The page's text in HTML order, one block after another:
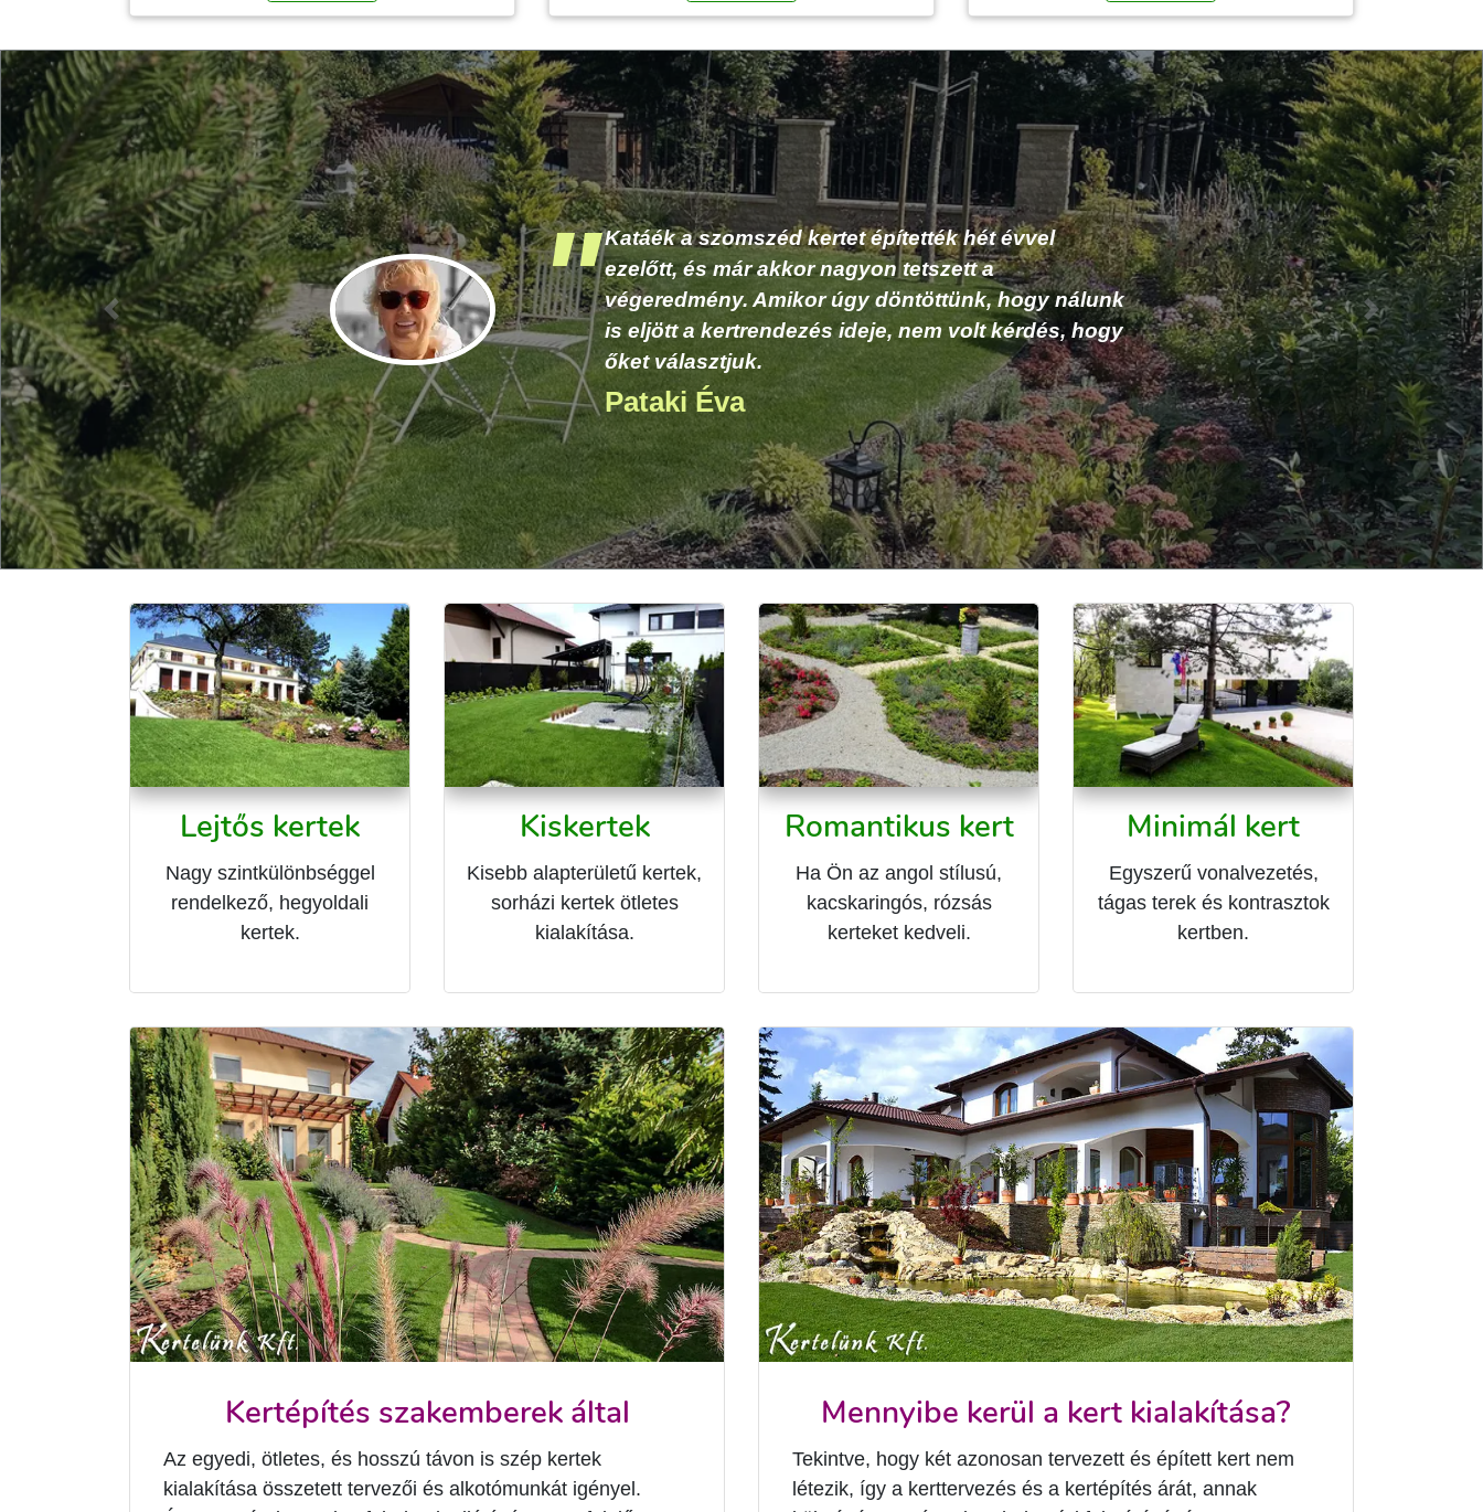
Neten kerestünk kertészt, kertépítő csapatot.
Megérzés alapján Katáékat választottuk, az
egyeztetés és az árajánlat után nem volt kérdés,
hogy őket bízzuk meg a munkával. A semmiből
csodás kertet varázsoltak nekünk.
Tapolczai Gergely
Elöző Következő
Lejtős kertek
Nagy szintkülönbséggel
rendelkező, hegyoldali
kertek.
Kiskertek
Kisebb alapterületű kertek,
sorházi kertek ötletes
kialakítása.
Romantikus kert
Ha Ön az angol stílusú,
kacskaringós, rózsás
kerteket kedveli.
Minimál kert
Egyszerű vonalvezetés,
tágas terek és kontrasztok
kertben.
Kertépítés szakemberek által
Az egyedi, ötletes, és hosszú távon is szép kertek
kialakítása összetett tervezői és alkotómunkát igényel.
Mennyibe kerül a kert kialakítása?
Tekintve, hogy két azonosan tervezett és épített kert nem
létezik, így a kerttervezés és a kertépítés árát, annak